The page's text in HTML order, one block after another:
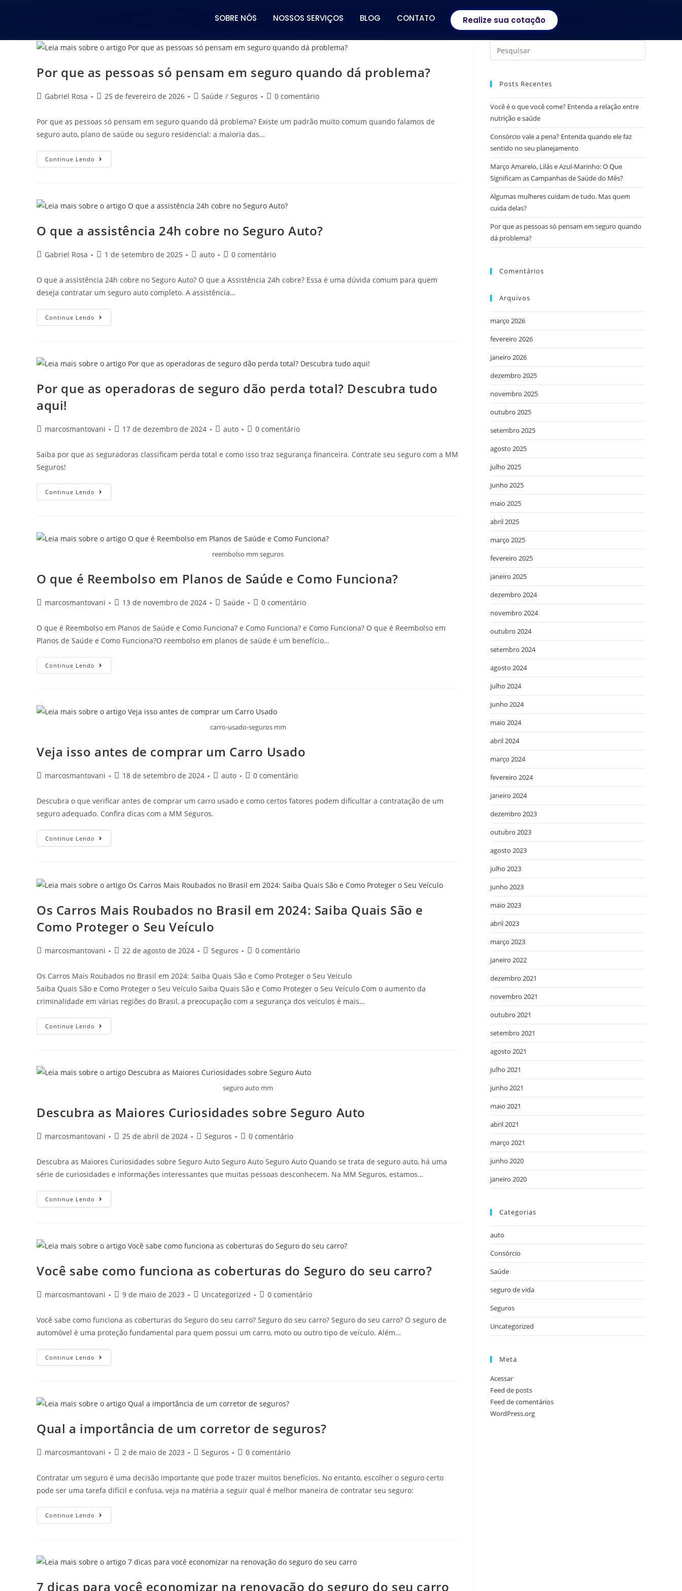
SOBRE NÓS NOSSOS SERVIÇOS BLOG CONTATO Realize sua cotação
Por que as pessoas só pensam em seguro quando dá problema?
Gabriel Rosa 25 de fevereiro de 2026 Saúde / Seguros 0 comentário
Por que as pessoas só pensam em seguro quando dá problema? Existe um padrão muito comum quando falamos de
seguro auto, plano de saúde ou seguro residencial: a maioria das…
Continue Lendo
O que a assistência 24h cobre no Seguro Auto?
Gabriel Rosa 1 de setembro de 2025 auto 0 comentário
O que a assistência 24h cobre no Seguro Auto? O que a Assistência 24h cobre? Essa é uma dúvida comum para quem
deseja contratar um seguro auto completo. A assistência…
Continue Lendo
Por que as operadoras de seguro dão perda total? Descubra tudo
aqui!
marcosmantovani 17 de dezembro de 2024 auto 0 comentário
Saiba por que as seguradoras classificam perda total e como isso traz segurança financeira. Contrate seu seguro com a MM
Seguros!
Continue Lendo
reembolso mm seguros
O que é Reembolso em Planos de Saúde e Como Funciona?
marcosmantovani 13 de novembro de 2024 Saúde 0 comentário
O que é Reembolso em Planos de Saúde e Como Funciona? e Como Funciona? e Como Funciona? O que é Reembolso em
Planos de Saúde e Como Funciona?O reembolso em planos de saúde é um benefício…
Continue Lendo
carro-usado-seguros mm
Veja isso antes de comprar um Carro Usado
marcosmantovani 18 de setembro de 2024 auto 0 comentário
Descubra o que verificar antes de comprar um carro usado e como certos fatores podem dificultar a contratação de um
seguro adequado. Confira dicas com a MM Seguros.
Continue Lendo
Os Carros Mais Roubados no Brasil em 2024: Saiba Quais São e
Como Proteger o Seu Veículo
marcosmantovani 22 de agosto de 2024 Seguros 0 comentário
Os Carros Mais Roubados no Brasil em 2024: Saiba Quais São e Como Proteger o Seu Veículo
Saiba Quais São e Como Proteger o Seu Veículo Saiba Quais São e Como Proteger o Seu Veículo Com o aumento da
criminalidade em várias regiões do Brasil, a preocupação com a segurança dos veículos é mais…
Continue Lendo
seguro auto mm
Descubra as Maiores Curiosidades sobre Seguro Auto
marcosmantovani 25 de abril de 2024 Seguros 0 comentário
Descubra as Maiores Curiosidades sobre Seguro Auto Seguro Auto Seguro Auto Quando se trata de seguro auto, há uma
série de curiosidades e informações interessantes que muitas pessoas desconhecem. Na MM Seguros, estamos…
Continue Lendo
Você sabe como funciona as coberturas do Seguro do seu carro?
marcosmantovani 9 de maio de 2023 Uncategorized 0 comentário
Você sabe como funciona as coberturas do Seguro do seu carro? Seguro do seu carro? Seguro do seu carro? O seguro de
automóvel é uma proteção fundamental para quem possui um carro, moto ou outro tipo de veículo. Além…
Continue Lendo
Qual a importância de um corretor de seguros?
marcosmantovani 2 de maio de 2023 Seguros 0 comentário
Contratar um seguro é uma decisão importante que pode trazer muitos benefícios. No entanto, escolher o seguro certo
pode ser uma tarefa difícil e confusa, veja na matéria a seguir qual é melhor maneira de contratar seu seguro:
Continue Lendo
7 dicas para você economizar na renovação do seguro do seu carro
Posts Recentes
Você é o que você come? Entenda a relação entre
nutrição e saúde
Consórcio vale a pena? Entenda quando ele faz
sentido no seu planejamento
Março Amarelo, Lilás e Azul-Marinho: O Que
Significam as Campanhas de Saúde do Mês?
Algumas mulheres cuidam de tudo. Mas quem
cuida delas?
Por que as pessoas só pensam em seguro quando
dá problema?
Comentários
Arquivos
março 2026
fevereiro 2026
janeiro 2026
dezembro 2025
novembro 2025
outubro 2025
setembro 2025
agosto 2025
julho 2025
junho 2025
maio 2025
abril 2025
março 2025
fevereiro 2025
janeiro 2025
dezembro 2024
novembro 2024
outubro 2024
setembro 2024
agosto 2024
julho 2024
junho 2024
maio 2024
abril 2024
março 2024
fevereiro 2024
janeiro 2024
dezembro 2023
outubro 2023
agosto 2023
julho 2023
junho 2023
maio 2023
abril 2023
março 2023
janeiro 2022
dezembro 2021
novembro 2021
outubro 2021
setembro 2021
agosto 2021
julho 2021
junho 2021
maio 2021
abril 2021
março 2021
junho 2020
janeiro 2020
Categorias
auto
Consórcio
Saúde
seguro de vida
Seguros
Uncategorized
Meta
Acessar
Feed de posts
Feed de comentários
WordPress.org